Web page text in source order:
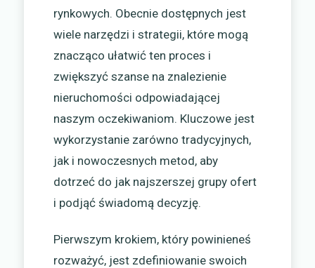
rynkowych. Obecnie dostępnych jest
wiele narzędzi i strategii, które mogą
znacząco ułatwić ten proces i
zwiększyć szanse na znalezienie
nieruchomości odpowiadającej
naszym oczekiwaniom. Kluczowe jest
wykorzystanie zarówno tradycyjnych,
jak i nowoczesnych metod, aby
dotrzeć do jak najszerszej grupy ofert
i podjąć świadomą decyzję.
Pierwszym krokiem, który powinieneś
rozważyć, jest zdefiniowanie swoich